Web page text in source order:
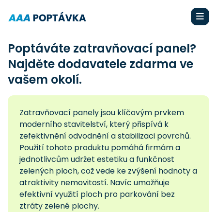
Poptáváte zatravňovací panel?
Najděte dodavatele zdarma ve
vašem okolí.
Zatravňovací panely jsou klíčovým prvkem
moderního stavitelství, který přispívá k
zefektivnění odvodnění a stabilizaci povrchů.
Použití tohoto produktu pomáhá firmám a
jednotlivcům udržet estetiku a funkčnost
zelených ploch, což vede ke zvýšení hodnoty a
atraktivity nemovitostí. Navíc umožňuje
efektivní využití ploch pro parkování bez
ztráty zelené plochy.